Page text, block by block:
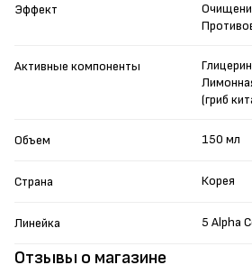
Отзывы о магазине
Эффект
Активные компоненты
(гриб
Объем 150 мл
Страна Корея
Линейка 5 Alpha